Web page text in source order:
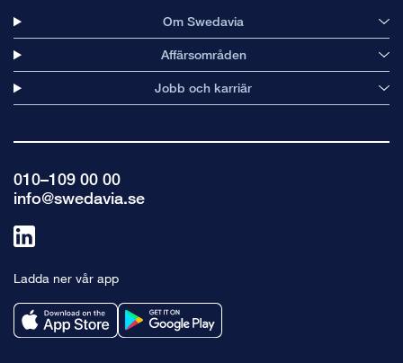
Om Swedavia
Affärsområden
Jobb och karriär
010–109 00 00
info@swedavia.se
linkedin
Ladda ner vår app